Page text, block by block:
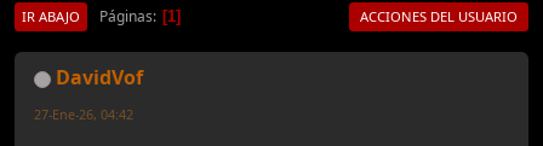
IR ABAJO Páginas 1 ACCIONES DEL USUARIO
DavidVof
27-Ene-26, 04:42